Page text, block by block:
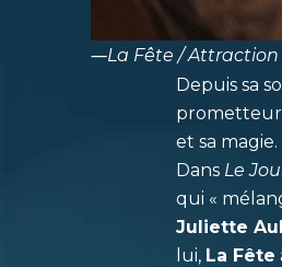
―La Fête / Attraction
Depuis sa
et sa magie.
Dans Le
qui «
Juliette
lui, La Fête